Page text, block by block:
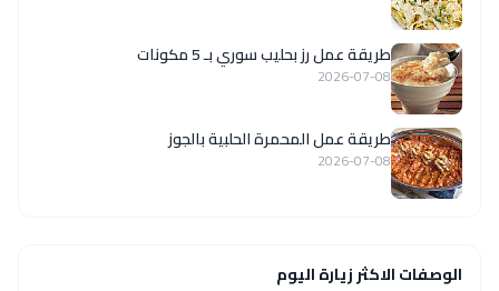
طريقة عمل رز بحليب سوري بـ 5 مكونات
2026-07-08
طريقة عمل المحمرة الحلبية بالجوز
2026-07-08
الوصفات الاكثر زيارة اليوم